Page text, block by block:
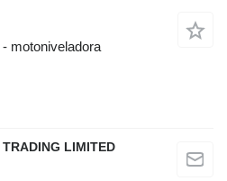
motoniveladora
LIMITED